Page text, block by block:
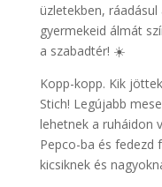
üzletekben,
gyermekeid álmát
a szabadtér! ☀️
Kopp-kopp. Kik
Stich! Legújabb
lehetnek a ruháidon
Pepco-ba és fedezd
kicsiknek és